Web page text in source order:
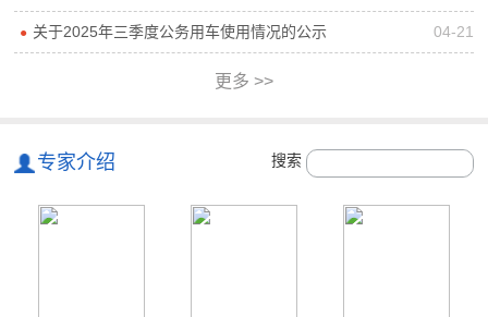
● 关于2025年三季度公务用车使用情况的公示 04-21
更多 >>
专家介绍 搜索